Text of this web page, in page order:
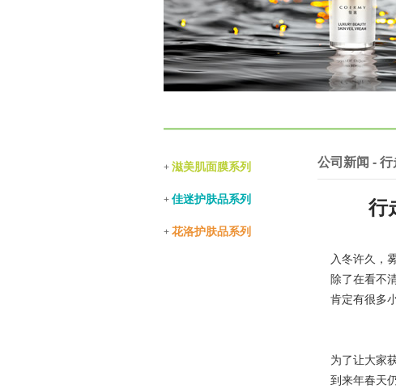
+ 滋美肌面膜系列
+ 佳迷护肤品系列
+ 花洛护肤品系列
公司新闻 -
行
入冬许久，
除了在看不
肯定有很多
为了让大家
到来年春天